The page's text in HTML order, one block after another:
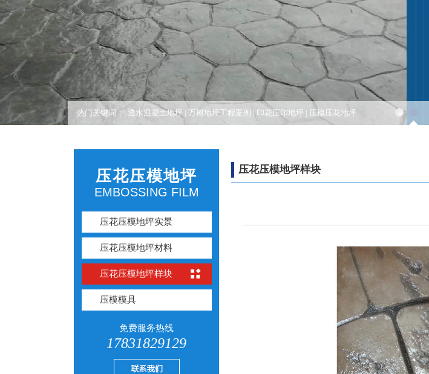
热门关键词：| 透水混凝土地坪 | 万树地坪工程案例 | 印花压印地坪 | 压模压花地坪
压花压模地坪
EMBOSSING FILM
压花压模地坪实景
压花压模地坪材料
压花压模地坪样块
压模模具
免费服务热线
17831829129
压花压模地坪样块